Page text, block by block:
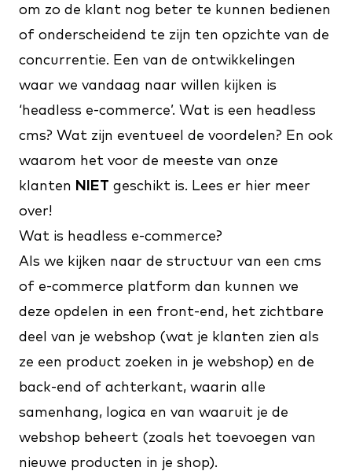
om zo de klant nog beter te kunnen bedienen
of onderscheidend te zijn ten opzichte van de
concurrentie. Een van de ontwikkelingen
waar we vandaag naar willen kijken is
‘headless e-commerce’. Wat is een headless
cms? Wat zijn eventueel de voordelen? En ook
waarom het voor de meeste van onze
klanten NIET geschikt is. Lees er hier meer
over!
Wat is headless e-commerce?
Als we kijken naar de structuur van een cms
of e-commerce platform dan kunnen we
deze opdelen in een front-end, het zichtbare
deel van je webshop (wat je klanten zien als
ze een product zoeken in je webshop) en de
back-end of achterkant, waarin alle
samenhang, logica en van waaruit je de
webshop beheert (zoals het toevoegen van
nieuwe producten in je shop).